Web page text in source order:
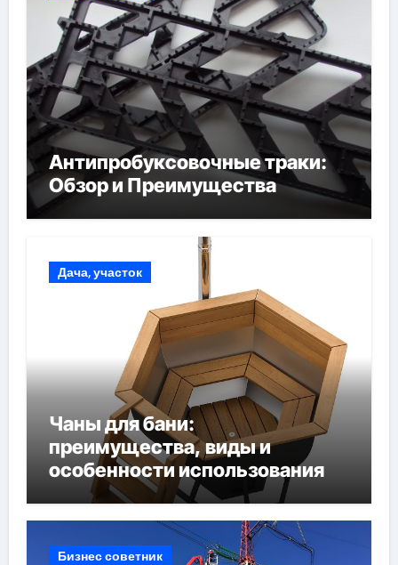
Антипробуксовочные траки:
Обзор и Преимущества
Дача, участок
Чаны для бани:
преимущества, виды и
особенности использования
Бизнес советник